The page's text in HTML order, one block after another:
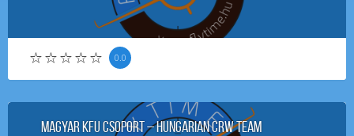
0.0
Magyar KFU Csoport – Hungarian CRW Team​